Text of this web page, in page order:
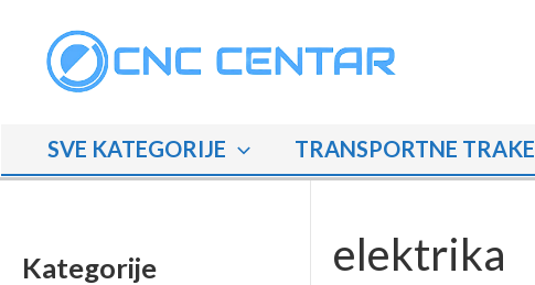
content
SVE KATEGORIJE TRANSPORTNE TRAKE
Kategorije
a
m
elektrika